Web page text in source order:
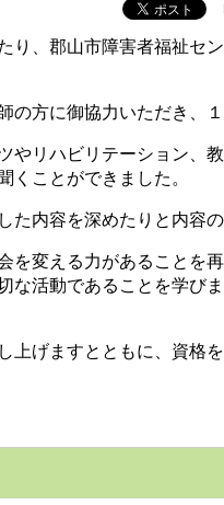
り、郡山市障害者福祉セ
方に御協力いただき、
やリハビリテーション、
くことができました。
内容を深めたりと内容
を変える力があることを
な活動であることを学び
上げますとともに、資格